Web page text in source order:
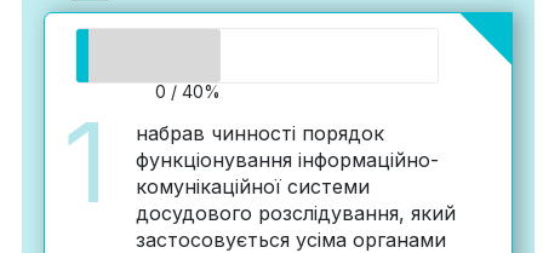
1
0 / 40%
набрав чинності порядок
функціонування інформаційно-
комунікаційної системи
досудового розслідування, який
застосовується усіма органами